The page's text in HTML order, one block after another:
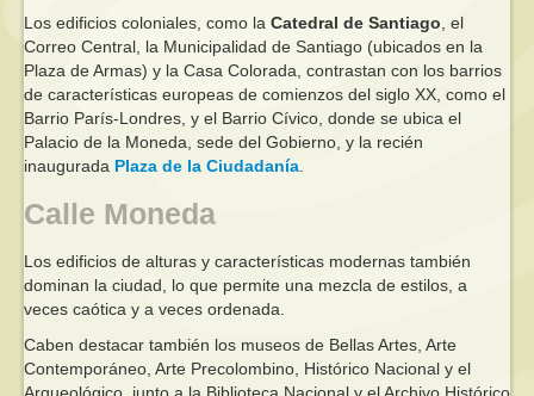
Los edificios coloniales, como la Catedral de Santiago, el
Correo Central, la Municipalidad de Santiago (ubicados en la
Plaza de Armas) y la Casa Colorada, contrastan con los barrios
de características europeas de comienzos del siglo XX, como el
Barrio París-Londres, y el Barrio Cívico, donde se ubica el
Palacio de la Moneda, sede del Gobierno, y la recién
inaugurada Plaza de la Ciudadanía.
Calle Moneda
Los edificios de alturas y características modernas también
dominan la ciudad, lo que permite una mezcla de estilos, a
veces caótica y a veces ordenada.
Caben destacar también los museos de Bellas Artes, Arte
Contemporáneo, Arte Precolombino, Histórico Nacional y el